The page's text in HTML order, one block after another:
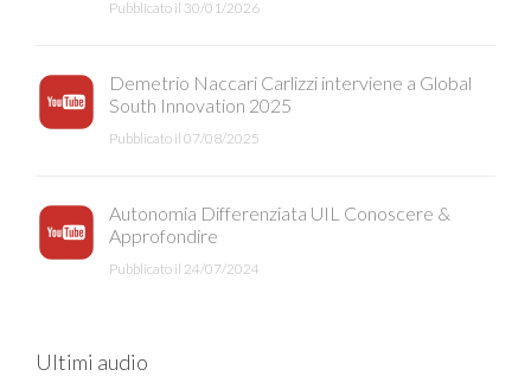
Pubblicato il 30/01/2026
Demetrio Naccari Carlizzi interviene a Global
South Innovation 2025
Pubblicato il 07/08/2025
Autonomia Differenziata UIL Conoscere &
Approfondire
Pubblicato il 24/07/2024
Ultimi audio